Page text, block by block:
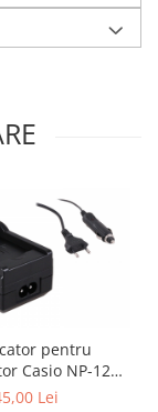
pentru
Casio NP-120
Patona
Lei